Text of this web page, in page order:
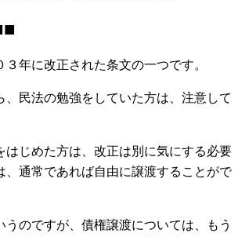
３年に改正された条文の一つです。
、民法の勉強をしていた方は、注意して
はじめた方は、改正は別に気にする必要
、通常であれば自由に譲渡することがで
うのですが、債権譲渡については、もう